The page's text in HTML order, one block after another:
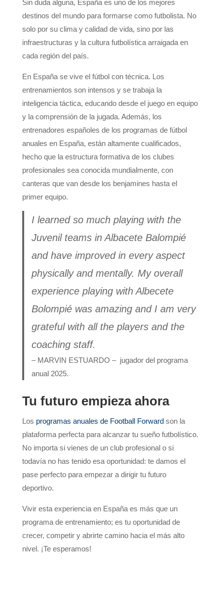
Sin duda alguna, España es uno de los mejores
destinos del mundo para formarse como futbolista. No
solo por su clima y calidad de vida, sino por las
infraestructuras y la cultura futbolística arraigada en
cada región del país.
En España se vive el fútbol con técnica. Los
entrenamientos son intensos y se trabaja la
inteligencia táctica, educando desde el juego en equipo
y la comprensión de la jugada. Además, los
entrenadores españoles de los programas de fútbol
anuales en España, están altamente cualificados,
hecho que la estructura formativa de los clubes
profesionales sea conocida mundialmente, con
canteras que van desde los benjamines hasta el
primer equipo.
I learned so much playing with the
Juvenil teams in Albacete Balompié
and have improved in every aspect
physically and mentally. My overall
experience playing with Albecete
Bolompié was amazing and I am very
grateful with all the players and the
coaching staff.
– MARVIN ESTUARDO – jugador del programa
anual 2025.
Tu futuro empieza ahora
Los programas anuales de Football Forwardson la
plataforma perfecta para alcanzar tu sueño futbolístico.
No importa si vienes de un club profesional o si
todavía no has tenido esa oportunidad: te damos el
pase perfecto para empezar a dirigir tu futuro
deportivo.
Vivir esta experiencia en España es más que un
programa de entrenamiento; es tu oportunidad de
crecer, competir y abrirte camino hacia el más alto
nivel. ¡Te esperamos!